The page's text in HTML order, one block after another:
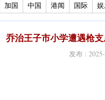
加国 中国 港闻 国际
乔治王子市小学遭遇枪
发布 :